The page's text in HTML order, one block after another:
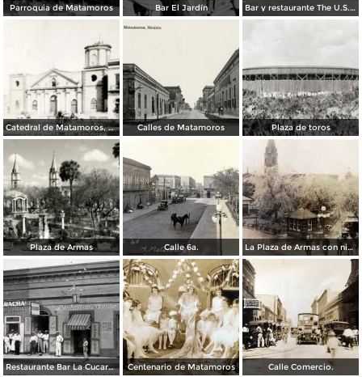
Parroquia de Matamoros Bar El Jardín Bar y restaurante The U.S. Bar
Catedral de Matamoros, dañada por el huracán del 4 de septiembre de 1933 Calles de Matamoros Plaza de toros
Plaza de Armas Calle 6a. La Plaza de Armas con nieve en los arboles.
Restaurante Bar La Cucaracha ( Circulada el 20 de Febrero de 1948 ). Centenario de Matamoros Calle Comercio.